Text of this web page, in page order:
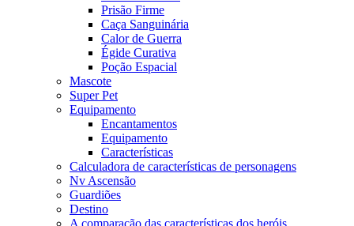
Prisão Firme
Caça Sanguinária
Calor de Guerra
Égide Curativa
Poção Espacial
Mascote
Super Pet
Equipamento
Encantamentos
Equipamento
Características
Calculadora de características de personagens
Nv Ascensão
Guardiões
Destino